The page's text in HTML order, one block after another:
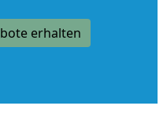
erhalten